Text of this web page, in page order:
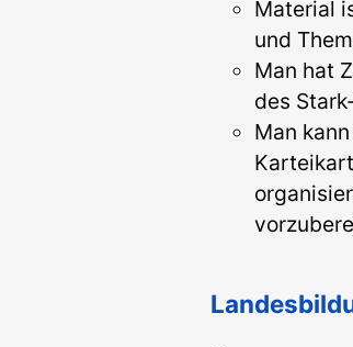
Material
und
Man hat
des
Man